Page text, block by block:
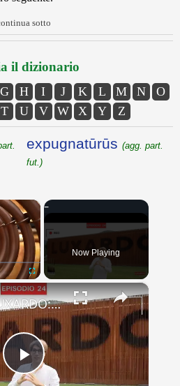
sotto
il dizionario
G H I J K L M N
O
T U V W X Y Z
expugnatūrūs (agg. part.
fut.)
×
Fullscreen
Now Playing
×
Play
MUSEO LUXARDO: Un Viaggio nel Tempo e nel Gusto